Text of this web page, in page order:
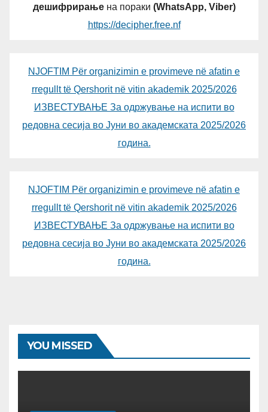
дешифрирањена пораки (WhatsApp, Viber)
https://decipher.free.nf
NJOFTIM Për organizimin e provimeve në afatin e
rregullt të Qershorit në vitin akademik 2025/2026
ИЗВЕСТУВАЊЕ За одржување на испити во
редовна сесија во Јуни во академската 2025/2026
година.
NJOFTIM Për organizimin e provimeve në afatin e
rregullt të Qershorit në vitin akademik 2025/2026
ИЗВЕСТУВАЊЕ За одржување на испити во
редовна сесија во Јуни во академската 2025/2026
година.
YOU MISSED